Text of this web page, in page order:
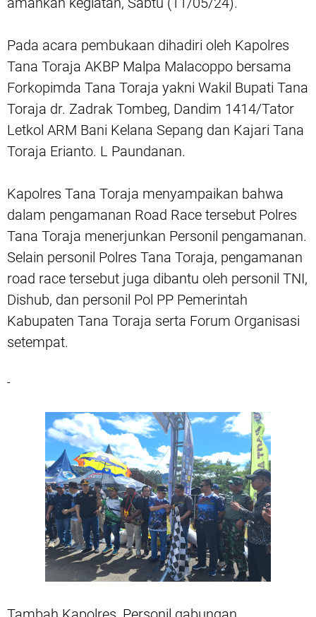
Pada acara pembukaan dihadiri oleh Kapolres
Tana Toraja AKBP Malpa Malacoppo bersama
Forkopimda Tana Toraja yakni Wakil Bupati Tana
Toraja dr. Zadrak Tombeg, Dandim 1414/Tator
Letkol ARM Bani Kelana Sepang dan Kajari Tana
Toraja Erianto. L Paundanan.
Kapolres Tana Toraja menyampaikan bahwa
dalam pengamanan Road Race tersebut Polres
Tana Toraja menerjunkan Personil pengamanan.
Selain personil Polres Tana Toraja, pengamanan
road race tersebut juga dibantu oleh personil TNI,
Dishub, dan personil Pol PP Pemerintah
Kabupaten Tana Toraja serta Forum Organisasi
setempat.
-